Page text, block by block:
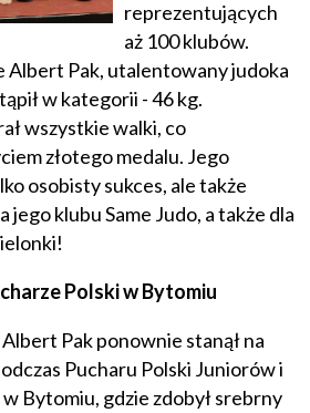
reprezentujących
aż 100 klubów.
Albert Pak, utalentowany judoka
w kategorii - 46 kg.
wszystkie walki, co
złotego medalu. Jego
osobisty sukces, ale także
jego klubu Same Judo, a także dla
Polski w Bytomiu
Pak ponownie stanął na
Pucharu Polski Juniorów i
Bytomiu, gdzie zdobył srebrny